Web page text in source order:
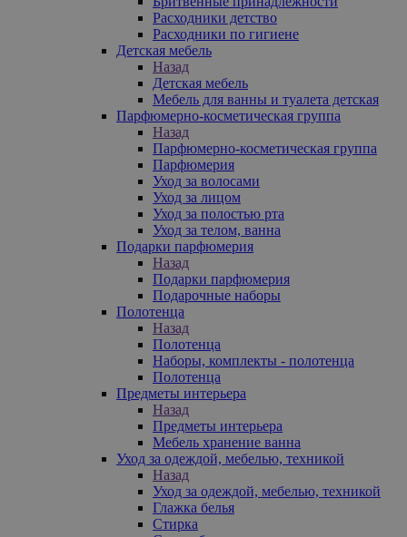
Расходники детство
Расходники по гигиене
Детская мебель
Назад
Детская мебель
Мебель для ванны и туалета детская
Парфюмерно-косметическая группа
Назад
Парфюмерно-косметическая группа
Парфюмерия
Уход за волосами
Уход за лицом
Уход за полостью рта
Уход за телом, ванна
Подарки парфюмерия
Назад
Подарки парфюмерия
Подарочные наборы
Полотенца
Назад
Полотенца
Наборы, комплекты - полотенца
Полотенца
Предметы интерьера
Назад
Предметы интерьера
Мебель хранение ванна
Уход за одеждой, мебелью, техникой
Назад
Уход за одеждой, мебелью, техникой
Глажка белья
Стирка